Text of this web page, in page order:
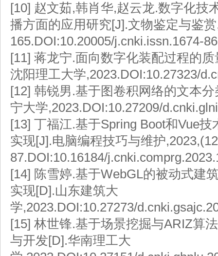
[10] 赵文茹,韩肖华,赵云龙.数字化技
播方面的应用研究[J].文物鉴定与鉴
165.DOI:10.20005/j.cnki.issn.1674-
[11] 蒋龙宁.面向数字化装配过程的
沈阳理工大学,2023.DOI:10.27323/
[12] 韩锐男.基于图卷积网络的文本
宁大学,2023.DOI:10.27209/
[13] 丁福江.基于Spring Boot和Vue
实现[J].电脑编程技巧与维护
87.DOI:10.16184/
[14] 陈雪婷.基于WebGL的被动式建
实现[D].山东建筑大
学,2023.DOI:10.27273/
[15] 林世锋.基于场景挖掘与ARIZ算
与开发[D].华南理工大